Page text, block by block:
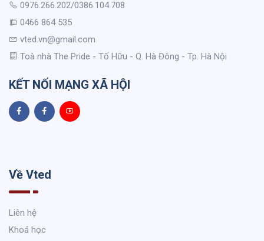
0976.266.202/0386.104.708
0466 864 535
vted.vn@gmail.com
Toà nhà The Pride - Tố Hữu - Q. Hà Đông - Tp. Hà Nội
KẾT NỐI MẠNG XÃ HỘI
Về Vted
Liên hệ
Khoá học